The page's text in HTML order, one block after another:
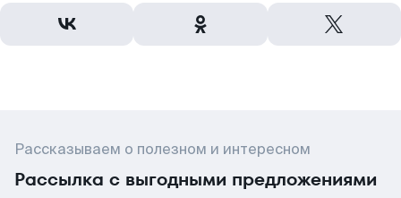
Рассказываем о полезном и интересном
Рассылка с выгодными предложениями